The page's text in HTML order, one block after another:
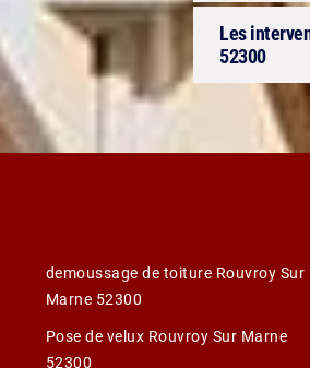
Les
52300
demoussage de toiture Rouvroy Sur
Marne 52300
Pose de velux Rouvroy Sur Marne
52300